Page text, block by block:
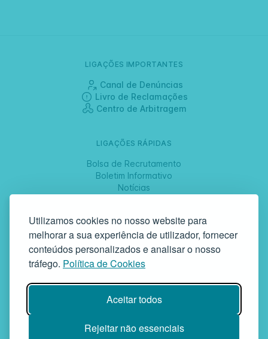
Utilizamos cookies no nosso website para
melhorar a sua experiência de utilizador, fornecer
conteúdos personalizados e analisar o nosso
tráfego. Política de Cookies
Aceitar todos
Rejeitar não essenciais
LIGAÇÕES IMPORTANTES
Canal de Denúncias
Livro de Reclamações
Centro de Arbitragem
LIGAÇÕES RÁPIDAS
Bolsa de Recrutamento
Boletim Informativo
Notícias
SIGA-NOS
GAF | Gabinete de Atendimento à Família
Rua da Bandeira, 342 | 4900-561 Viana do Castelo | tel +351 258
Instituição Particular de Solidariedade Social | Inscrição nº 58/96
Publicada em D.R. III 14-03-1997 | N.º Contribuinte 503748935